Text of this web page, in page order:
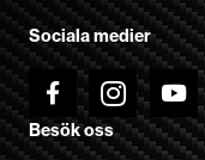
Sociala medier
Besök oss